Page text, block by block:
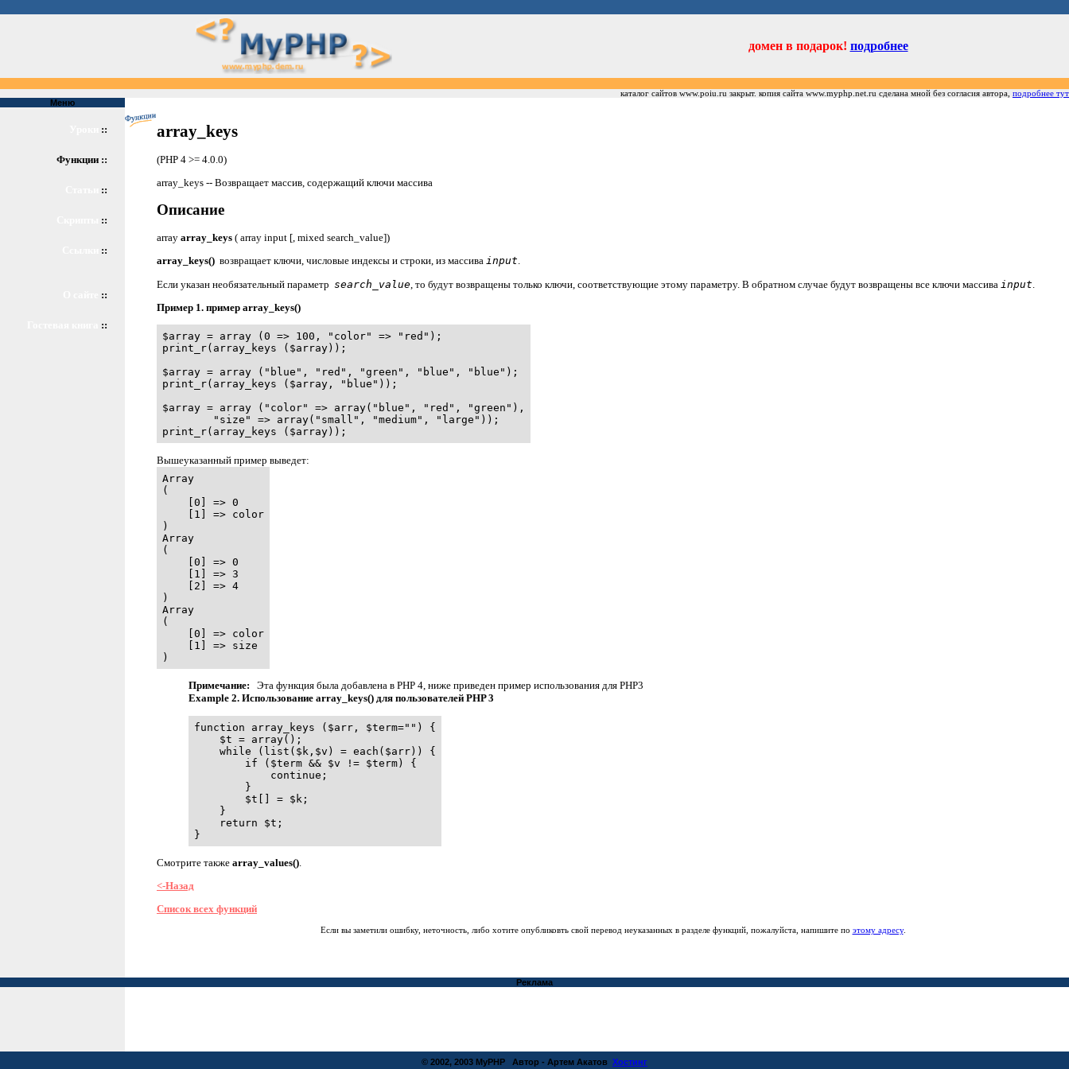
домен в подарок! подробнее
каталог сайтов www.poiu.ru закрыт. копия сайта www.myphp.net.ru сделана мной без согласия автора, подробнее тут
Меню
::
Функции ::
::
::
::
::
::
array_keys
(PHP 4 >= 4.0.0)
array_keys -- Возвращает массив, содержащий ключи массива
Описание
array array_keys ( array input [, mixed search_value])
array_keys() возвращает ключи, числовые индексы и строки, из массива input.
Если указан необязательный параметр search_value , то будут возвращены только ключи, соответствующие этому параметру. В обратном случае будут возвращены все ключи массива input
Пример 1. пример array_keys()
$array = array (0 => 100, "color" => "red");
print_r(array_keys ($array));
$array = array ("blue", "red", "green", "blue", "blue");
print_r(array_keys ($array, "blue"));
$array = array ("color" => array("blue", "red", "green"),
        "size" => array("small", "medium", "large"));
print_r(array_keys ($array));
Вышеуказанный пример выведет:
Array
(
    [0] => 0
    [1] => color
)
Array
(
    [0] => 0
    [1] => 3
    [2] => 4
)
Array
(
    [0] => color
    [1] => size
)
Примечание: Эта функция была добавлена в PHP 4, ниже приведен пример использования для PHP3
Example 2. Использование array_keys() для пользователей PHP 3
function array_keys ($arr, $term="") {
    $t = array();
    while (list($k,$v) = each($arr)) {
        if ($term && $v != $term) {
            continue;
        }
        $t[] = $k;
    }
    return $t;
}
Смотрите также array_values()
<-Назад
Список всех функций
Если вы заметили ошибку, неточность, либо хотите опубликовть свой перевод неуказанных в разделе функций, пожалуйста, напишите по этому адресу.
Реклама
© 2002, 2003 MyPHP Автор - Артем Акатов Хостинг